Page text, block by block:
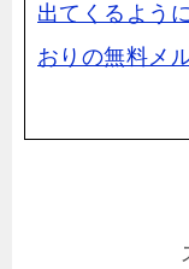
出てくるよう
おりの無料メ